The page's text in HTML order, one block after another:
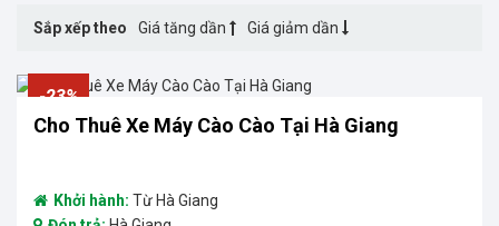
Sắp xếp theo Giá tăng dần Giá giảm dần
-23%
Cho Thuê Xe Máy Cào Cào Tại Hà Giang
Khởi hành: Từ Hà Giang